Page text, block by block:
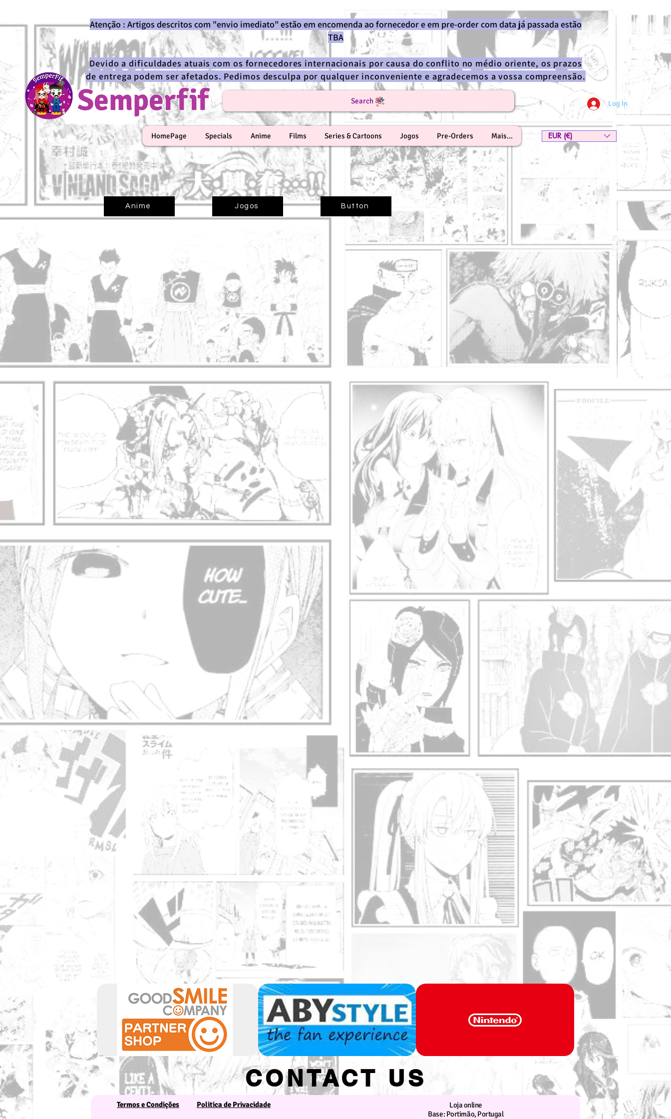
Semperfif Log In
Atenção : Artigos descritos com "envio imediato" estão em encomenda ao fornecedor e em pre-order com data já passada estão
TBA
Devido a dificuldades atuais com os fornecedores internacionais por causa do conflito no médio oriente, os prazos
de entrega podem ser afetados. Pedimos desculpa por qualquer inconveniente e agradecemos a vossa compreensão.
Search
HomePage Specials Anime Films Series & Cartoons Jogos Pre-Orders Mais... EUR (€)
Anime Jogos Button
CONTACT US
Termos e Condições Politica de Privacidade
Loja online
Base: Portimão, Portugal